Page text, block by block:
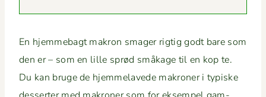
En hjem­me­bagt makron smager rigtig godt bare som
den er – som en lille sprød småk­age til en kop te.
Du kan bruge de hjem­melavede makro­ner i typiske